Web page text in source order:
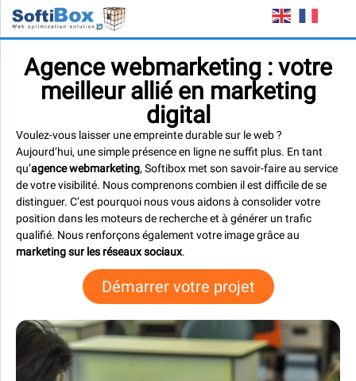
Agence webmarketing : votre
meilleur allié en marketing
digital
Voulez-vous laisser une empreinte durable sur le web ?
Aujourd’hui, une simple présence en ligne ne suffit plus. En tant
qu’agence webmarketing, Softibox met son savoir-faire au service
de votre visibilité. Nous comprenons combien il est difficile de se
distinguer. C’est pourquoi nous vous aidons à consolider votre
position dans les moteurs de recherche et à générer un trafic
qualifié. Nous renforçons également votre image grâce au
marketing sur les réseaux sociaux.
Démarrer votre projet